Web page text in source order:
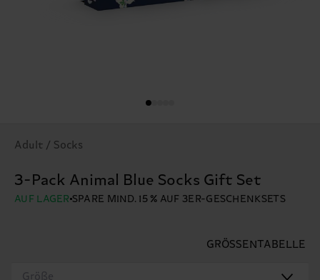
Adult / Socks
3-Pack Animal Blue Socks Gift Set
AUF LAGER SPARE MIND. 15 % AUF 3ER-GESCHENKSETS
GRÖSSENTABELLE
Größe